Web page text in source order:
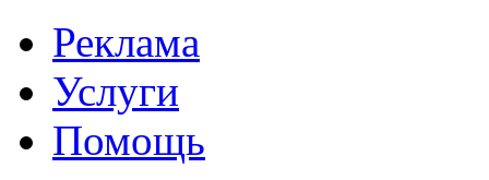
Реклама
Услуги
Помощь